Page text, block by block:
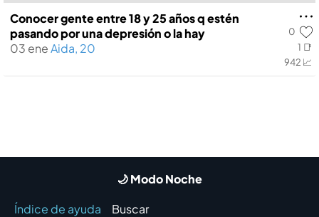
0
1 📑
942 📈
Conocer gente entre 18 y 25 años q estén
pasando por una depresión o la hay
03 eneAida, 20
🌙 Modo Noche
Índice de ayuda
Buscar